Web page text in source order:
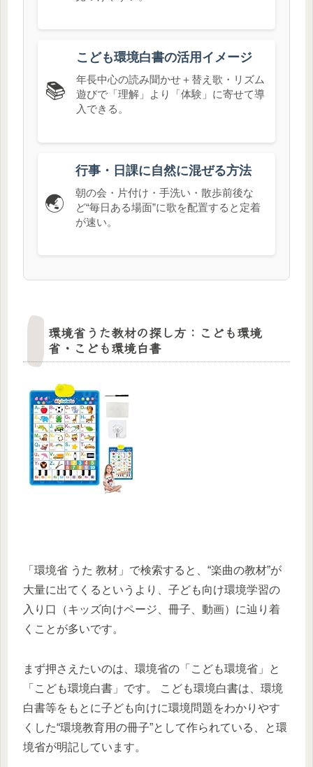
📚
こども環境白書の活用イメージ
年長中心の読み聞かせ＋替え歌・リズム
遊びで「理解」より「体験」に寄せて導
入できる。
🌏
行事・日課に自然に混ぜる方法
朝の会・片付け・手洗い・散歩前後な
ど“毎日ある場面”に歌を配置すると定着
が速い。
環境省うた教材の探し方：こども環境
省・こども環境白書
「環境省 うた 教材」で検索すると、“楽曲の教材”が
大量に出てくるというより、子ども向け環境学習の
入り口（キッズ向けページ、冊子、動画）に辿り着
くことが多いです。
まず押さえたいのは、環境省の「こども環境省」と
「こども環境白書」です。 こども環境白書は、環境
白書等をもとに子ども向けに環境問題をわかりやす
くした“環境教育用の冊子”として作られている、と環
境省が明記しています。